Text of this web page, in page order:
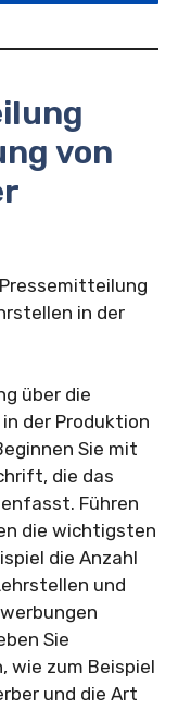
von
in der
über die
der Produktion
Sie mit
die das
Führen
die wichtigsten
die Anzahl
und
Sie
zum Beispiel
und die Art